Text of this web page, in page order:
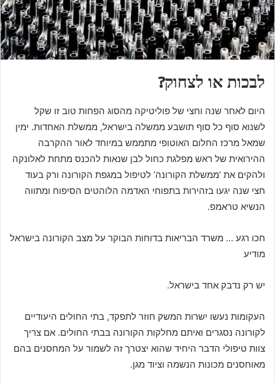
לבכות או לצחוק?
היום לאחר שנה וחצי של פוליטיקה מהסוג הפחות טוב זו שקל
לשנוא סוף כל סוף תושבע ממשלה בישראל, ממשלת האחדות. ימין
שמאל מרכז החלום האוטופי מתממש במיוחד לאור ההקרבה
ההירואית של ראש מפלגת כחול לבן שנאות להכנס מתחת לאלונקה
ולהקים את ‘ממשלת הקורונה’ לטיפול במגפת הקורונה ורק בעוד
חצי שנה יגעו בזהירות בתפוחי האדמה הלוהטים הסיפוח ומתווה
הנשיא טראמפ.
חכו רגע … משרד הבריאות בדוחות הבוקר על מצב הקורונה בישראל
מודיע
יש רק נדבק אחד בישראל.
העקומות נעשו ישרות המשק חוזר לתפקד, בתי החולים היעודיים
לקורונה נסגרים ואיתם מחלקות הקורונה בבתי החולים. אם צריך
צוות טיפולי הדבר היחיד שהוא יצטרך זה לשמור על המחסנים בהם
מאוחסנים מכונות הנשמה וציוד מגן.